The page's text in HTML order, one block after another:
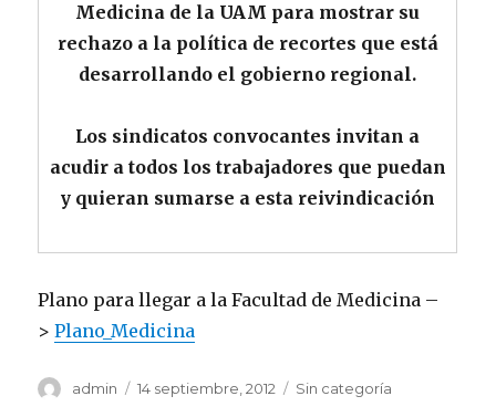
Medicina de la UAM para mostrar su
rechazo a la política de recortes que está
desarrollando el gobierno regional.
Los sindicatos convocantes invitan a
acudir a todos los trabajadores que puedan
y quieran sumarse a esta reivindicación
Plano para llegar a la Facultad de Medicina –
>Plano_Medicina
Autor
admin
Publicado
14 septiembre, 2012 Categorías
Sin categoría